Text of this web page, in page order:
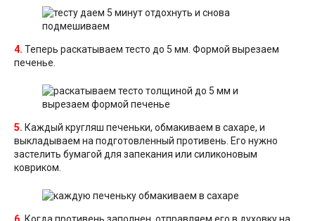
4. Теперь раскатываем тесто до 5 мм. Формой вырезаем
печенье.
5. Каждый кругляш печеньки, обмакиваем в сахаре, и
выкладываем на подготовленный противень. Его нужно
застелить бумагой для запекания или силиконовым
ковриком.